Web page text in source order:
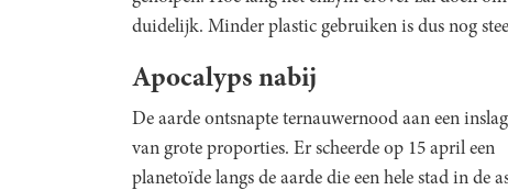
duidelijk. Minder plastic gebruiken is dus nog
Apocalyps nabij
De aarde ontsnapte ternauwernood aan een inslag
van grote proporties. Er scheerde op 15 april een
planetoïde langs de aarde die een hele stad in de